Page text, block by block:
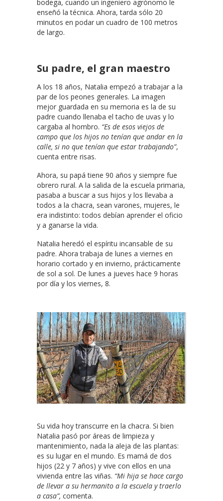
bodega, cuando un ingeniero agrónomo le
enseñó la técnica. Ahora, tarda sólo 20
minutos en podar un cuadro de 100 metros
de largo.
Su padre, el gran maestro
A los 18 años, Natalia empezó a trabajar a la
par de los peones generales. La imagen
mejor guardada en su memoria es la de su
padre cuando llenaba el tacho de uvas y lo
cargaba al hombro. “Es de esos viejos de
campo que los hijos no tenían que andar en la
calle, si no que tenían que estar trabajando”,
cuenta entre risas.
Ahora, su papá tiene 90 años y siempre fue
obrero rural. A la salida de la escuela primaria,
pasaba a buscar a sus hijos y los llevaba a
todos a la chacra, sean varones, mujeres, le
era indistinto: todos debían aprender el oficio
y a ganarse la vida.
Natalia heredó el espíritu incansable de su
padre. Ahora trabaja de lunes a viernes en
horario cortado y en invierno, prácticamente
de sol a sol. De lunes a jueves hace 9 horas
por día y los viernes, 8.
Su vida hoy transcurre en la chacra. Si bien
Natalia pasó por áreas de limpieza y
mantenimiento, nada la aleja de las plantas:
es su lugar en el mundo. Es mamá de dos
hijos (22 y 7 años) y vive con ellos en una
vivienda entre las viñas. “Mi hija se hace cargo
de llevar a su hermanito a la escuela y traerlo
a casa”, comenta.